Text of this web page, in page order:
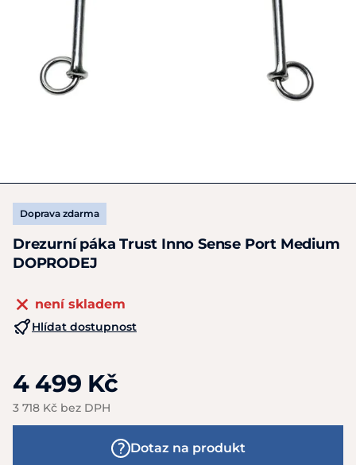
Doprava zdarma
Drezurní páka Trust Inno Sense Port Medium
DOPRODEJ
není skladem
Hlídat dostupnost
4 499 Kč
3 718 Kč bez DPH
Dotaz na produkt